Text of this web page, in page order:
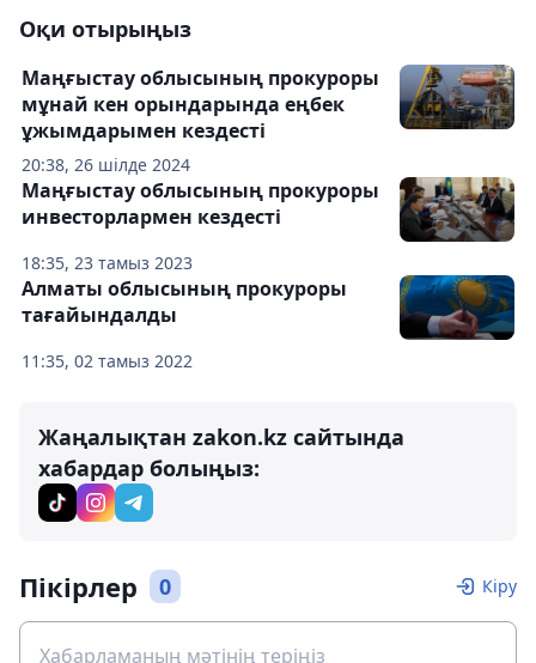
Оқи отырыңыз
20:38, 26 шілде 2024
Маңғыстау облысының прокуроры
мұнай кен орындарында еңбек
ұжымдарымен кездесті
18:35, 23 тамыз 2023
Маңғыстау облысының прокуроры
инвесторлармен кездесті
11:35, 02 тамыз 2022
Алматы облысының прокуроры
тағайындалды
Жаңалықтан zakon.kz сайтында
хабардар болыңыз:
Пікірлер 0 Кіру